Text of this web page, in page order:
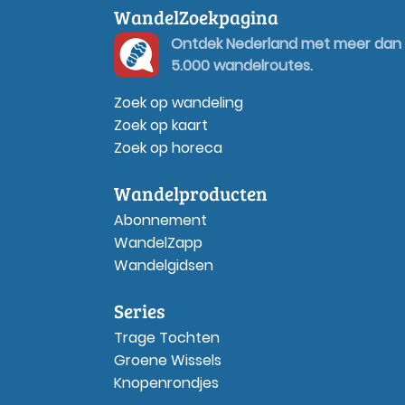
WandelZoekpagina
Ontdek Nederland met meer dan
5.000 wandelroutes.
Zoek op wandeling
Zoek op kaart
Zoek op horeca
Wandelproducten
Abonnement
WandelZapp
Wandelgidsen
Series
Trage Tochten
Groene Wissels
Knopenrondjes